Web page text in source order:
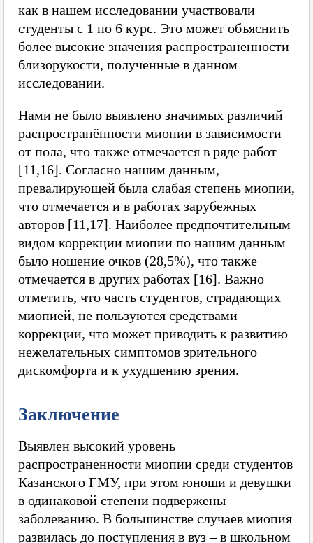
как в нашем исследовании участвовали
студенты с 1 по 6 курс. Это может объяснить
более высокие значения распространенности
близорукости, полученные в данном
исследовании.
Нами не было выявлено значимых различий
распространённости миопии в зависимости
от пола, что также отмечается в ряде работ
[11,16]. Согласно нашим данным,
превалирующей была слабая степень миопии,
что отмечается и в работах зарубежных
авторов [11,17]. Наиболее предпочтительным
видом коррекции миопии по нашим данным
было ношение очков (28,5%), что также
отмечается в других работах [16]. Важно
отметить, что часть студентов, страдающих
миопией, не пользуются средствами
коррекции, что может приводить к развитию
нежелательных симптомов зрительного
дискомфорта и к ухудшению зрения.
Заключение
Выявлен высокий уровень
распространенности миопии среди студентов
Казанского ГМУ, при этом юноши и девушки
в одинаковой степени подвержены
заболеванию. В большинстве случаев миопия
развилась до поступления в вуз – в школьном